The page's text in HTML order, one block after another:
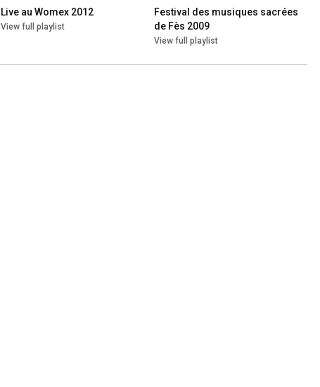
Live au Womex 2012
View full playlist
Festival des musiques sacrées
de Fès 2009
View full playlist